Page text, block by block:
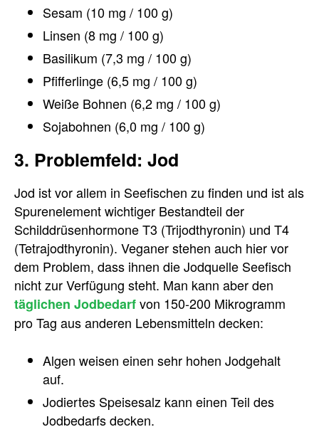
Sesam (10 mg / 100 g)
Linsen (8 mg / 100 g)
Basilikum (7,3 mg / 100 g)
Pfifferlinge (6,5 mg / 100 g)
Weiße Bohnen (6,2 mg / 100 g)
Sojabohnen (6,0 mg / 100 g)
3. Problemfeld: Jod
Jod ist vor allem in Seefischen zu finden und ist als
Spurenelement wichtiger Bestandteil der
Schilddrüsenhormone T3 (Trijodthyronin) und T4
(Tetrajodthyronin). Veganer stehen auch hier vor
dem Problem, dass ihnen die Jodquelle Seefisch
nicht zur Verfügung steht. Man kann aber den
täglichen Jodbedarfvon 150-200 Mikrogramm
pro Tag aus anderen Lebensmitteln decken:
Algen weisen einen sehr hohen Jodgehalt
auf.
Jodiertes Speisesalz kann einen Teil des
Jodbedarfs decken.